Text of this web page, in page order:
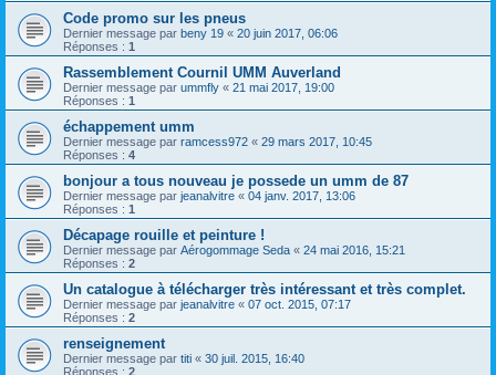
Code promo sur les pneus
Dernier message par beny 19 « 20 juin 2017, 06:06
Réponses : 1
Rassemblement Cournil UMM Auverland
Dernier message par ummfly « 21 mai 2017, 19:00
Réponses : 1
échappement umm
Dernier message par ramcess972 « 29 mars 2017, 10:45
Réponses : 4
bonjour a tous nouveau je possede un umm de 87
Dernier message par jeanalvitre « 04 janv. 2017, 13:06
Réponses : 1
Décapage rouille et peinture !
Dernier message par Aérogommage Seda « 24 mai 2016, 15:21
Réponses : 2
Un catalogue à télécharger très intéressant et très complet.
Dernier message par jeanalvitre « 07 oct. 2015, 07:17
Réponses : 2
renseignement
Dernier message par titi « 30 juil. 2015, 16:40
Réponses : 2